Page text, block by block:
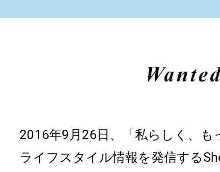
2016年9月26日、「私らしく、
ライフスタイル情報を発信する